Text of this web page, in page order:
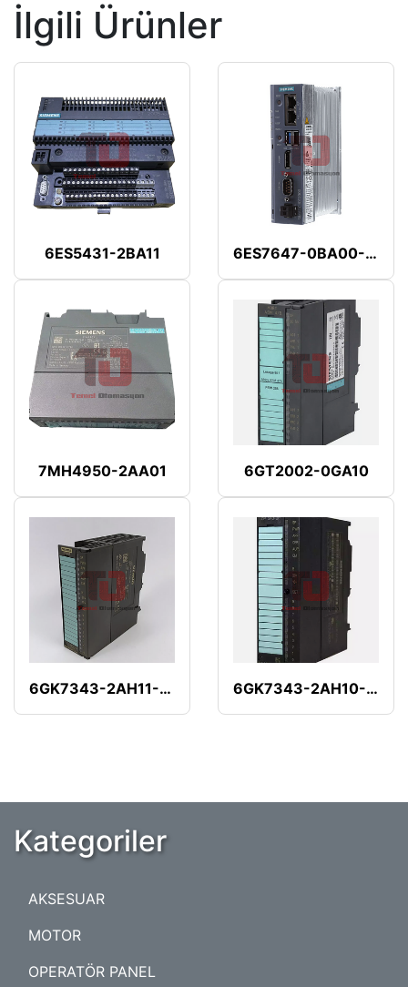
İlgili Ürünler
6ES5431-2BA11 6ES7647-0BA00-1YA2
7MH4950-2AA01 6GT2002-0GA10
6GK7343-2AH11-0XA0 6GK7343-2AH10-0XA0
Kategoriler
AKSESUAR
MOTOR
OPERATÖR PANEL